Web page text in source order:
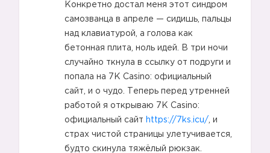
Конкретно достал меня этот синдром
самозванца в апреле — сидишь, пальцы
над клавиатурой, а голова как
бетонная плита, ноль идей. В три ночи
случайно ткнула в ссылку от подруги и
попала на 7K Casino: официальный
сайт, и о чудо. Теперь перед утренней
работой я открываю 7K Casino:
официальный сайт https://7ks.icu/ , и
страх чистой страницы улетучивается,
будто скинула тяжёлый рюкзак.